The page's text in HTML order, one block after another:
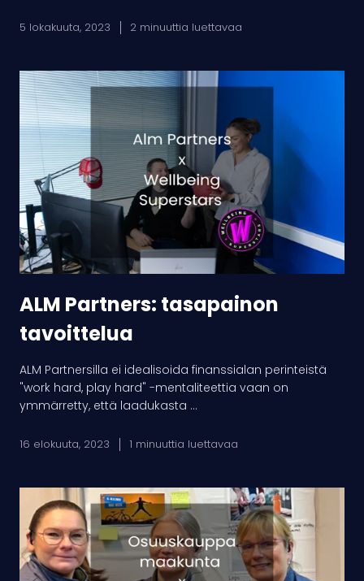
5 lokakuuta, 2023 2 minuuttia luettavaa
ALM
Partners:
tasapainon
tavoittelua
ALM Partners: tasapainon
tavoittelua
ALM Partnersilla ei idealisoida finanssialan perinteistä
"work hard, play hard" -mentaliteettia vaan on
ymmärretty, että laadukasta ...
16 elokuuta, 2023 1 minuuttia luettavaa
Osuuskauppa
Maakunta:
Hyvinvoinnin
ilosanomaa